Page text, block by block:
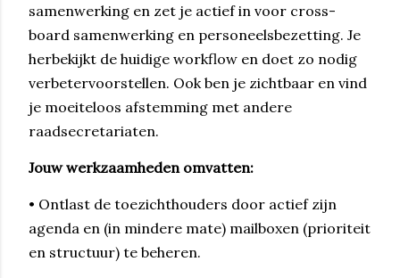
samenwerking en zet je actief in voor cross-
board samenwerking en personeelsbezetting. Je
herbekijkt de huidige workflow en doet zo nodig
verbetervoorstellen. Ook ben je zichtbaar en vind
je moeiteloos afstemming met andere
raadsecretariaten.
Jouw werkzaamheden omvatten:
• Ontlast de toezichthouders door actief zijn
agenda en (in mindere mate) mailboxen (prioriteit
en structuur) te beheren.